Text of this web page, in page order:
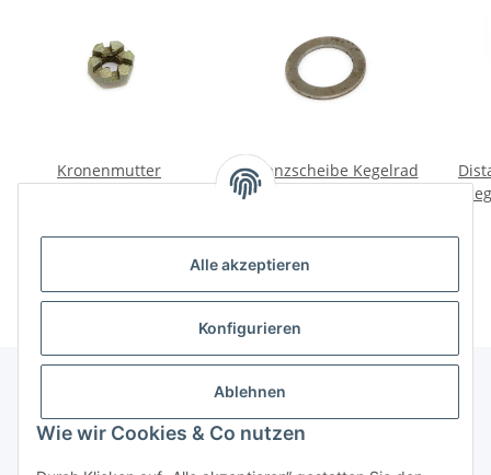
Alle akzeptieren
Konfigurieren
Ablehnen
Wie wir Cookies & Co nutzen
Kronenmutter
Dnepr.
Distanzscheibe Kegelrad
Ural, Dnepr, K750, M72.
Informationen